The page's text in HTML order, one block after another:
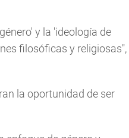
y la 'ideología de
filosóficas y religiosas",
la oportunidad de ser